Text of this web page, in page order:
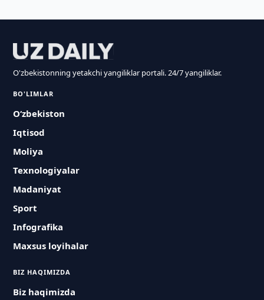
O'zbekistonning yetakchi yangiliklar portali. 24/7 yangiliklar.
BO'LIMLAR
O‘zbekiston
Iqtisod
Moliya
Texnologiyalar
Madaniyat
Sport
Infografika
Maxsus loyihalar
BIZ HAQIMIZDA
Biz haqimizda